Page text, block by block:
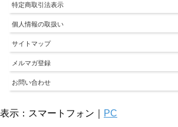
特定商取引法表示
個人情報の取扱い
サイトマップ
メルマガ登録
お問い合わせ
表示：スマートフォン｜
PC